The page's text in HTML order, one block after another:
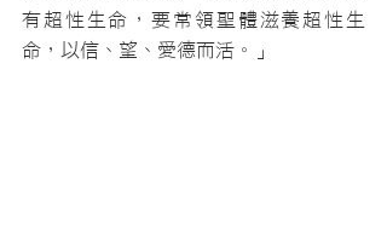
有超性生命，要常領聖體滋養超性生
命，以信、望、愛德而活。」